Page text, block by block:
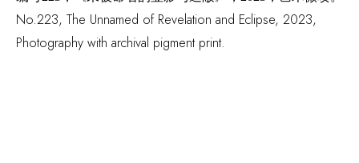
No.223, The Unnamed of Revelation and Eclipse, 2023,
Photography with archival pigment print.